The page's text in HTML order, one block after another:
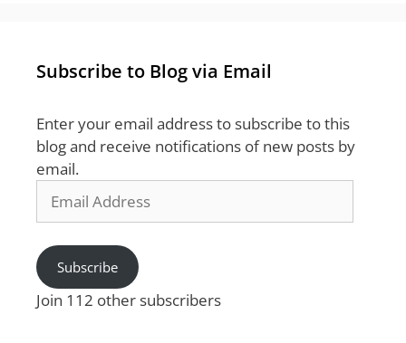
Subscribe to Blog via Email
Enter your email address to subscribe to this
blog and receive notifications of new posts by
email.
Address
Subscribe
Join 112 other subscribers